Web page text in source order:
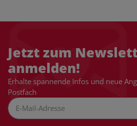
Jetzt zum
anmelden!
Erhalte spannende Infos und neue
Postfach